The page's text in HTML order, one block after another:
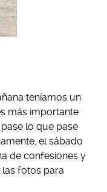
teníamos un
más importante
lo que pase
el sábado
de confesiones y
las fotos para